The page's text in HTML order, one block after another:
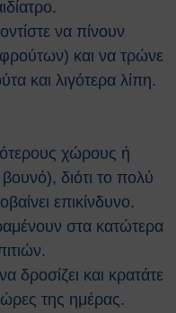
Προστασίας (Πολιτική
Οδηγίες
Βιολογικά, Ραδιολογικά
Περιστατικά (ΧΒΡΠ)
Ατυχήματα
πυρκαγιές
Άνεμοι
να πίνουν
και να τρώνε
και λιγότερα λίπη.
χώρους ή
διότι το πολύ
επικίνδυνο.
στα κατώτερα
δροσίζει και κρατάτε
ώρες της ημέρας.